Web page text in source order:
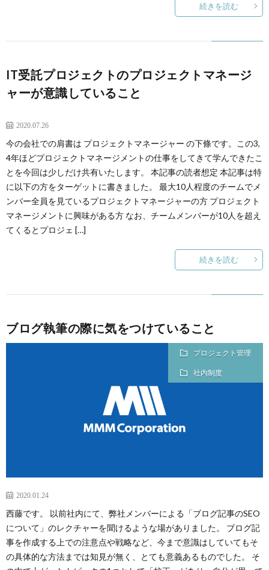
続きを読む
IT受託プロジェクトのプロジェクトマネージ
ャーが意識していること
2020.07.26
今の会社での肩書は プロジェクトマネージャー の下條です。この3,
4年ほどプロジェクトマネージメントの仕事をしてきて学んできたこ
とを今回は少しだけ共有いたします。 本記事の読者想定 本記事は特
に以下の方をターゲットに書きました。 最大10人程度のチームでメ
ンバー全員を見ているプロジェクトマネージャーの方 プロジェクト
マネージメントに興味がある方 なお、チームメンバーが10人を超え
てくるとプロジェ […]
続きを読む
ブログ執筆の際に気をつけていること
プロジェクト管理
社内制度
2020.01.24
西藤です。 以前社内にて、弊社メンバーによる「ブログ記事のSEO
について」のレクチャーを聞けるような場がありました。 ブログ記
事を作成する上での注意点や戦略など、今まで意識はしていてもそ
の具体的な方法までは知見が無く、とても意義あるものでした。 そ